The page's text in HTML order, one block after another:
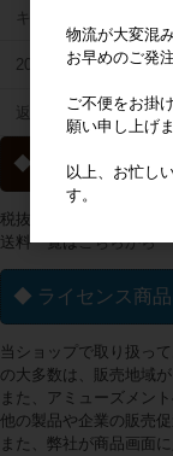
キャラジャン
2025年秋冬商品リスト
返品特約について
◆ 送料について
税抜2万円以上の購入で
送料一覧はこちらから
◆ ライセンス商品
当ショップで取り扱っ
の大多数は、販売地域
また、アミューズメン
他の製品や企業の販売
また、弊社が商品画面
物流が大変混
お早めのご発
ご不便をお掛
願い申し上げま
以上、お忙し
す。